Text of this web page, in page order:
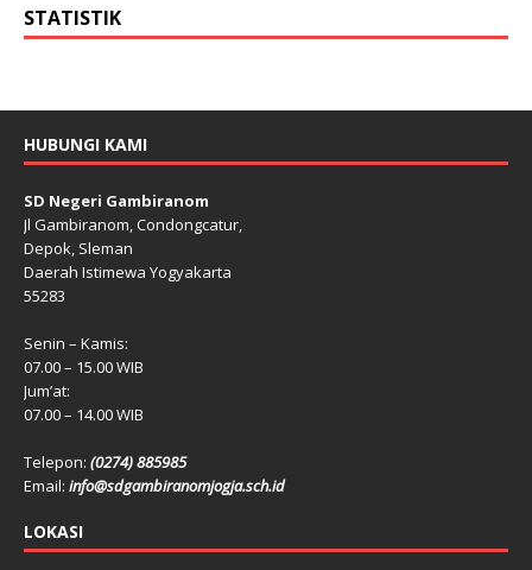
STATISTIK
HUBUNGI KAMI
SD Negeri Gambiranom
Jl Gambiranom, Condongcatur,
Depok, Sleman
Daerah Istimewa Yogyakarta
55283
Senin – Kamis:
07.00 – 15.00 WIB
Jum’at:
07.00 – 14.00 WIB
Telepon: (0274) 885985
Email: info@sdgambiranomjogja.sch.id
LOKASI